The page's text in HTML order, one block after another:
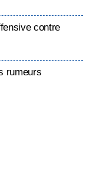
contre
rumeurs